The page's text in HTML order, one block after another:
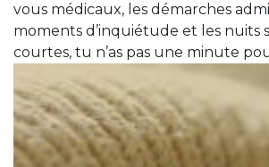
vous médicaux, les démarches
moments d’inquiétude et les nuits
courtes, tu n’as pas une minute